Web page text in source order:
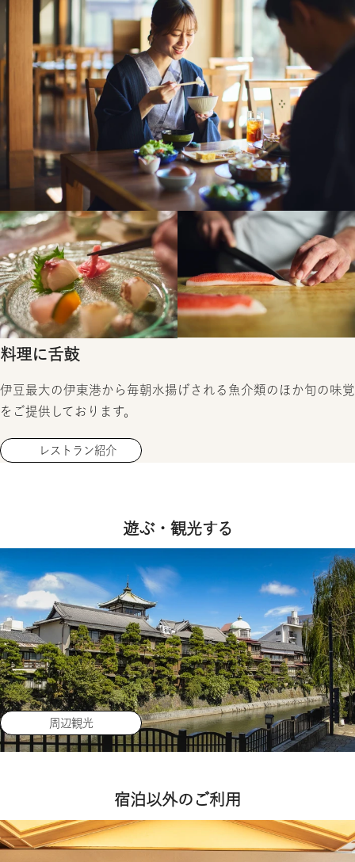
料理に舌鼓
伊豆最大の伊東港から毎朝水揚げされる魚介類のほか旬の味覚
をご提供しております。
レストラン紹介
遊ぶ・観光する
周辺観光
宿泊以外のご利用